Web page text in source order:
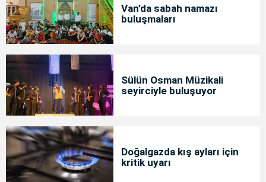
Van’da sabah namazı
buluşmaları
Sülün Osman Müzikali
seyirciyle buluşuyor
Doğalgazda kış ayları için
kritik uyarı